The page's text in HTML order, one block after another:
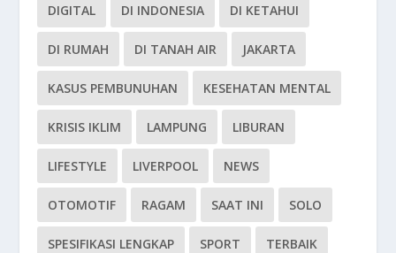
DIGITAL DI INDONESIA DI KETAHUI
DI RUMAH DI TANAH AIR JAKARTA
KASUS PEMBUNUHAN KESEHATAN MENTAL
KRISIS IKLIM LAMPUNG LIBURAN
LIFESTYLE LIVERPOOL NEWS
OTOMOTIF RAGAM SAAT INI SOLO
SPESIFIKASI LENGKAP SPORT TERBAIK